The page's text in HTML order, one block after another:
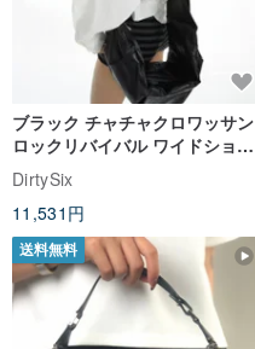
ブラック チャチャクロワッサン
ロックリバイバル ワイドショル
ダーストラップ 柔らか軽量 ショ
ルダーバッグ 斜め掛けバッグ
DirtySix
11,531円
送料無料